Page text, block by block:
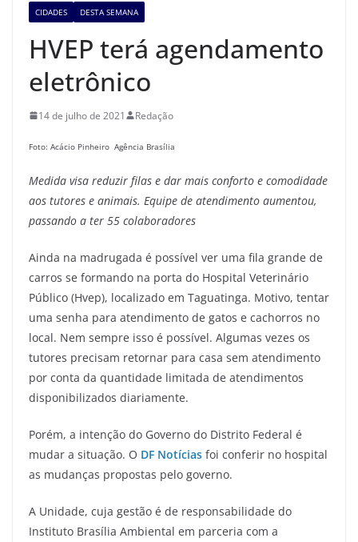
CIDADES DESTA SEMANA
HVEP terá agendamento
eletrônico
14 de julho de 2021 Redação
Foto: Acácio Pinheiro Agência Brasília
Medida visa reduzir filas e dar mais conforto e comodidade
aos tutores e animais. Equipe de atendimento aumentou,
passando a ter 55 colaboradores
Ainda na madrugada é possível ver uma fila grande de
carros se formando na porta do Hospital Veterinário
Público (Hvep), localizado em Taguatinga. Motivo, tentar
uma senha para atendimento de gatos e cachorros no
local. Nem sempre isso é possível. Algumas vezes os
tutores precisam retornar para casa sem atendimento
por conta da quantidade limitada de atendimentos
disponibilizados diariamente.
Porém, a intenção do Governo do Distrito Federal é
mudar a situação. O DF Notícias foi conferir no hospital
as mudanças propostas pelo governo.
A Unidade, cuja gestão é de responsabilidade do
Instituto Brasília Ambiental em parceria com a